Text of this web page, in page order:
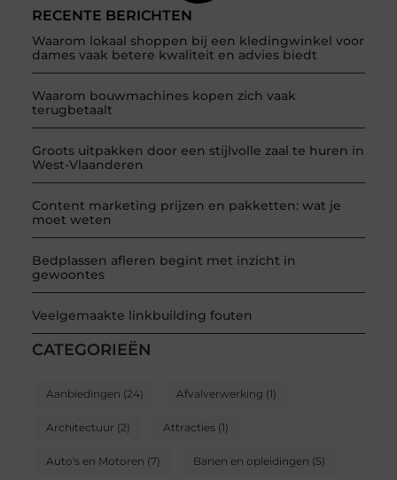
RECENTE BERICHTEN
Waarom lokaal shoppen bij een kledingwinkel voor
dames vaak betere kwaliteit en advies biedt
Waarom bouwmachines kopen zich vaak
terugbetaalt
Groots uitpakken door een stijlvolle zaal te huren in
West-Vlaanderen
Content marketing prijzen en pakketten: wat je
moet weten
Bedplassen afleren begint met inzicht in
gewoontes
Veelgemaakte linkbuilding fouten
CATEGORIEËN
Aanbiedingen (24) Afvalverwerking (1)
Architectuur (2) Attracties(1)
Auto's en Motoren (7) Banen en opleidingen (5)